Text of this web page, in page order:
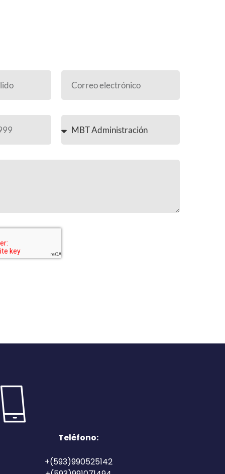
Teléfono:
+(593)990525142